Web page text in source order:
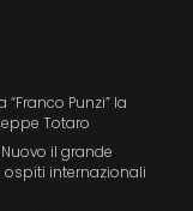
“Franco Punzi” la
Totaro
Nuovo il grande
ospiti internazionali